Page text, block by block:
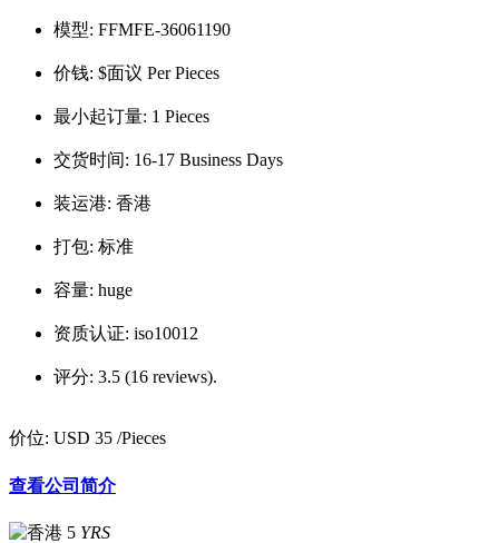
模型: FFMFE-36061190
价钱: $面议 Per Pieces
最小起订量: 1 Pieces
交货时间: 16-17 Business Days
装运港: 香港
打包: 标准
容量: huge
资质认证: iso10012
评分: 3.5 (16 reviews).
价位: USD 35 /Pieces
查看公司简介
5 YRS